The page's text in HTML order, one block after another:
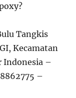
Tangkis
Kecamatan
Indonesia –
–